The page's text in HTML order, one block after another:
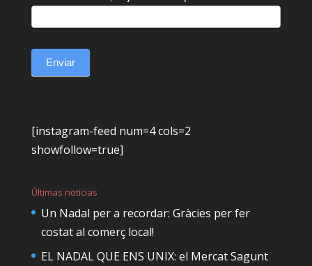
Enviar
[instagram-feed num=4 cols=2
showfollow=true]
Últimas noticias
Un Nadal per a recordar: Gràcies per fer
costat al comerç local!
EL NADAL QUE ENS UNIX: el Mercat Sagunt